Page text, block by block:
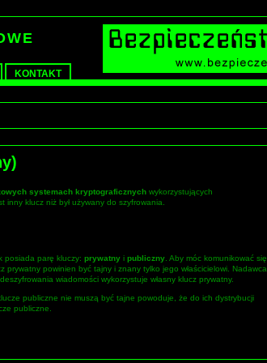
KONTAKT
systemach kryptograficznych wykorzystujących
inny klucz niż był używany do szyfrowania.
posiada parę kluczy: prywatny i publiczny . Aby móc komunikować się
powinien być tajny i znany tylko jego właścicielowi. Nadawca
wiadomości wykorzystuje własny klucz prywatny.
publiczne nie muszą być tajne powoduje, że do ich dystrybucji
publiczne.